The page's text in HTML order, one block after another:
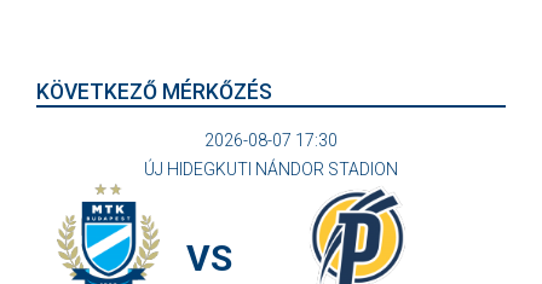
KÖVETKEZŐ MÉRKŐZÉS
2026-08-07 17:30
ÚJ HIDEGKUTI NÁNDOR STADION
VS